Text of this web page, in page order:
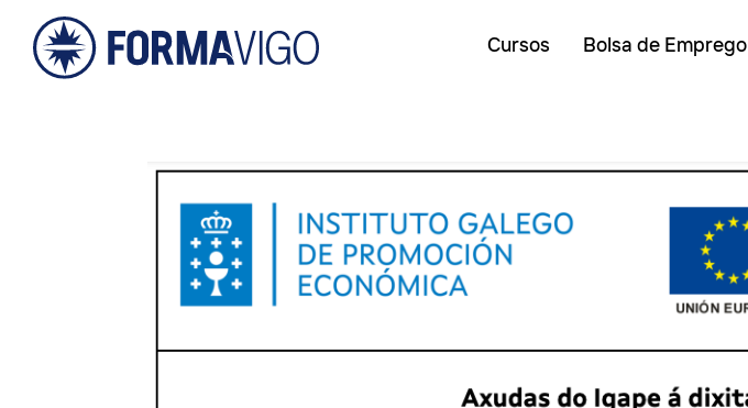
Cursos Bolsa de Emprego